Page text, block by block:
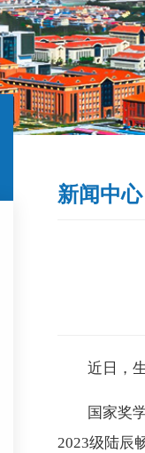
新闻中心
近日 ，
国家奖
2023级陆辰